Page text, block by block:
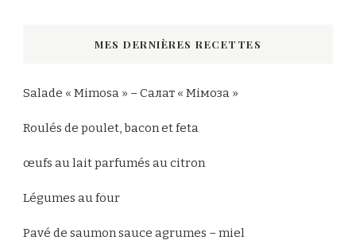
MES DERNIÈRES RECETTES
Salade « Mimosa » – Салат « Мімоза »
Roulés de poulet, bacon et feta
œufs au lait parfumés au citron
Légumes au four
Pavé de saumon sauce agrumes – miel